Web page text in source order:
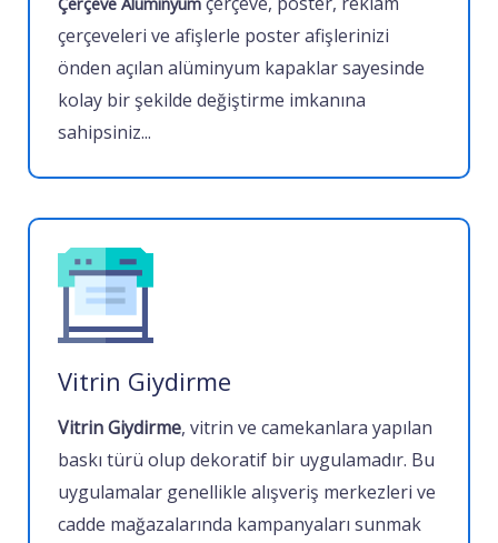
çerçeveleri ve afişlerle poster afişlerinizi
önden açılan alüminyum kapaklar sayesinde
kolay bir şekilde değiştirme imkanına
sahipsiniz...
Vitrin Giydirme
Vitrin Giydirme, vitrin ve camekanlara yapılan
baskı türü olup dekoratif bir uygulamadır. Bu
uygulamalar genellikle alışveriş merkezleri ve
cadde mağazalarında kampanyaları sunmak